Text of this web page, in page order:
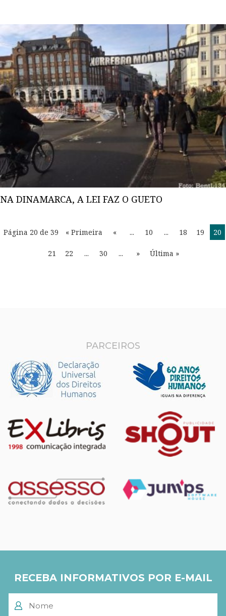
NA DINAMARCA, A LEI FAZ O GUETO
Página 20 de 39 « Primeira « ... 10 ... 18 19 20
21 22 ... 30 ... » Última »
PARCEIROS
RECEBA INFORMATIVOS POR E-MAIL